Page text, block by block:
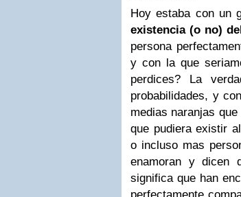
Hoy estaba con un
existencia (o no)
persona
y con la que
perdices? La
probabilidades, y
medias naranjas
que pudiera existir
o incluso mas
enamoran y dicen
significa que han